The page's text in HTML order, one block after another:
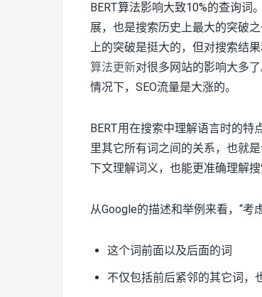
BERT算法影响大致10%的查询词
展，也是搜索历史上最大的突破
上的突破是挺大的，但对搜索结
算法更新对很多网站的影响大多
情况下，SEO流量是大涨的。
BERT用在搜索中理解语言时的
里其它所有词之间的关系，也就
下文理解词义，也能更准确理解
从Google的描述和举例来看，“考
这个词前面以及后面的词
不仅包括前后紧邻的其它词，